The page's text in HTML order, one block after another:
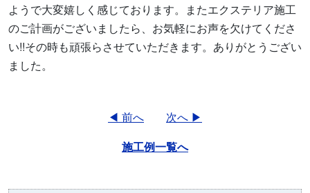
ようで大変嬉しく感じております。またエクステリア施工
のご計画がございましたら、お気軽にお声を欠けてくださ
い!!その時も頑張らさせていただきます。ありがとうござい
ました。
◀ 前へ
次へ ▶
施工例一覧へ